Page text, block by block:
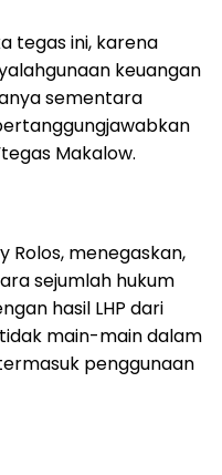
tegas ini, karena
keuangan
sementara
Makalow.
Rolos, menegaskan,
sejumlah hukum
hasil LHP dari
main-main dalam
penggunaan